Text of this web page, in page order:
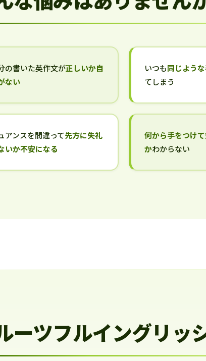
の書いた英作文が正しいか自
ない
いつも同じよう
てしまう
アンスを間違って先方に失礼
いか不安になる
何から手をつけ
かわからない
ーツフルイングリッ